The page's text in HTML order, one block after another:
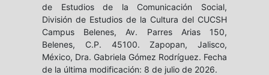
de Estudios de la Comunicación Social,
División de Estudios de la Cultura del CUCSH
Campus Belenes, Av. Parres Arias 150,
Belenes, C.P. 45100. Zapopan, Jalisco,
México, Dra. Gabriela Gómez Rodríguez. Fecha
de la última modificación: 8 de julio de 2026.